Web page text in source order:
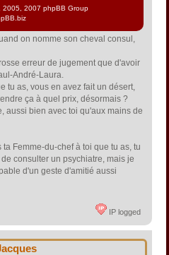
2007 phpBB Group
on nomme son cheval consul,
erreur de jugement que d'avoir
André-Laura.
tu as, vous en avez fait un désert,
ça à quel prix, désormais ?
aussi bien avec toi qu'aux mains de
Femme-du-chef à toi que tu as, tu
consulter un psychiatre, mais je
d'un geste d'amitié aussi
IP logged